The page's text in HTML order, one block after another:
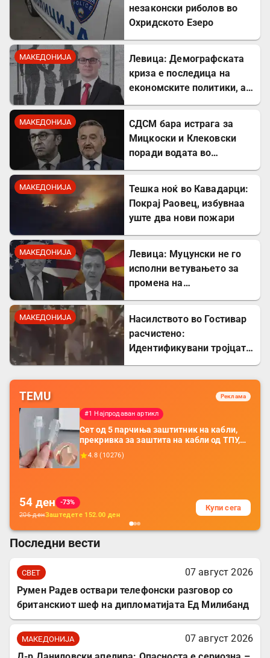
незаконски риболов во
Охридското Езеро
МАКЕДОНИЈА
Левица: Демографската
криза е последица на
економските политики, а
МАКЕДОНИЈА
СДСМ бара истрага за
Мицкоски и Клековски
поради водата во
МАКЕДОНИЈА
Тешка ноќ во Кавадарци:
Покрај Раовец, избувнаа
уште два нови пожари
МАКЕДОНИЈА
Левица: Муцунски не го
исполни ветувањето за
промена на
МАКЕДОНИЈА
Насилството во Гостивар
расчистено:
Идентификувани тројцата
TEMU Реклама
#1 Најпродаван артикл
Сет од 5 парчиња заштитник на кабли,
прекривка за заштита на кабли од ТПУ,
додатоци за заштита на кабли, без
батерија, за мобилни телефони, комплет
4.8 ( 10276)
54 ден
-73%
206денЗаштедете 152.00 ден
Купи сега
Последни вести
СВЕТ
07 август 2026
Румен Радев оствари телефонски разговор со
британскиот шеф на дипломатијата Ед Милибанд
МАКЕДОНИЈА
07 август 2026